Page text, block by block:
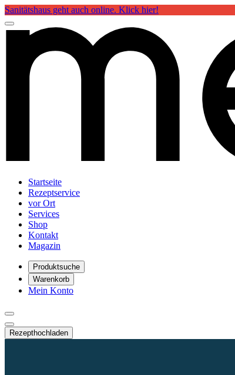
Sanitätshaus geht auch online. Klick hier!
Startseite
Rezeptservice
vor Ort
Services
Shop
Kontakt
Magazin
Produktsuche
Warenkorb
Mein Konto
Rezepthochladen